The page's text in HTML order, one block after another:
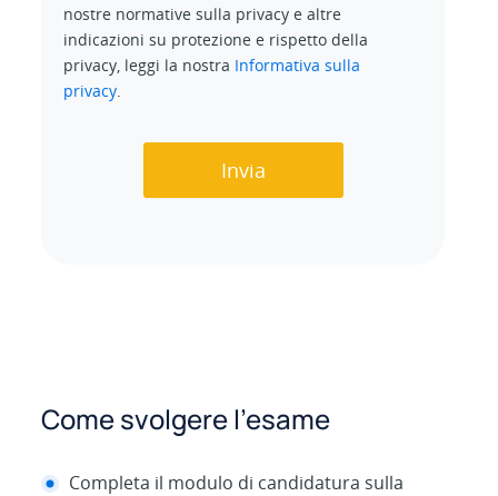
Come svolgere l’esame
Completa il modulo di candidatura sulla
nostre normative sulla privacy e altre
indicazioni su protezione e rispetto della
privacy, leggi la nostra Informativa sulla
privacy.